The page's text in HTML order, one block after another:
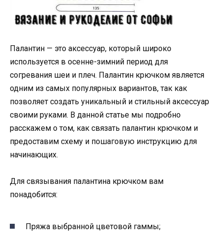
Палантин — это аксессуар, который широко
используется в осенне-зимний период для
согревания шеи и плеч. Палантин крючком является
одним из самых популярных вариантов, так как
позволяет создать уникальный и стильный аксессуар
своими руками. В данной статье мы подробно
расскажем о том, как связать палантин крючком и
предоставим схему и пошаговую инструкцию для
начинающих.
Для связывания палантина крючком вам
понадобится:
Пряжа выбранной цветовой гаммы;